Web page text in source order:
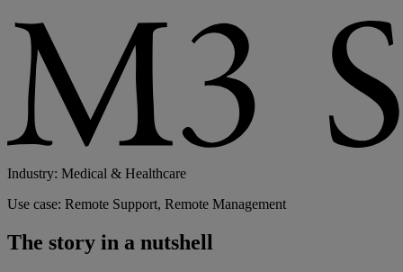
Industry: Medical & Healthcare
Use case: Remote Support, Remote Management
The story in a nutshell